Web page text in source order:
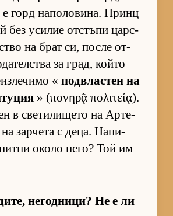
е горд на­по­ло­ви­на. Принц
без уси­лие от­с­тъпи цар­с­
на брат си, после от­
за град, който
« под­в­лас­тен на
» (πονηρᾷ πολιτείᾳ).
в све­ти­ли­щето на Ар­те­
зар­чета с де­ца. На­пи­
около не­го? Той им
не­год­ни­ци? Не е ли